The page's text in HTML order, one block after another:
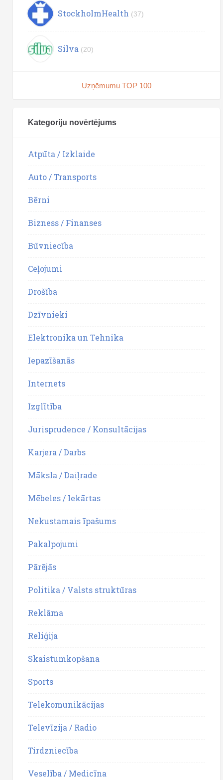
StockholmHealth (37)
Silva (20)
Uzņēmumu TOP 100
Kategoriju novērtējums
Atpūta / Izklaide
Auto / Transports
Bērni
Bizness / Finanses
Būvniecība
Ceļojumi
Drošība
Dzīvnieki
Elektronika un Tehnika
Iepazīšanās
Internets
Izglītība
Jurisprudence / Konsultācijas
Karjera / Darbs
Māksla / Daiļrade
Mēbeles / Iekārtas
Nekustamais īpašums
Pakalpojumi
Pārējās
Politika / Valsts struktūras
Reklāma
Reliģija
Skaistumkopšana
Sports
Telekomunikācijas
Televīzija / Radio
Tirdzniecība
Veselība / Medicīna